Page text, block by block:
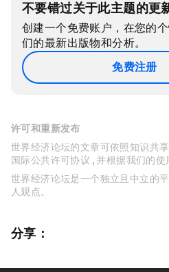
不要错过关于此主题的更
创建一个免费账户，在您的
们的最新出版物和分析。
免费注册
许可和重新发布
世界经济论坛的文章可依照知识共
国际公共许可协议 , 并根据我们的使
世界经济论坛是一个独立且中立的
人观点。
分享：